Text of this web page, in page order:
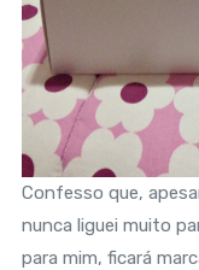
Confesso que,
nunca liguei muito
para mim, ficará